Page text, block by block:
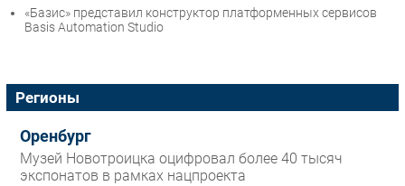
«Базис» представил конструктор платформенных сервисов
Basis Automation Studio
Регионы
Оренбург
Музей Новотроицка оцифровал более 40 тысяч
экспонатов в рамках нацпроекта